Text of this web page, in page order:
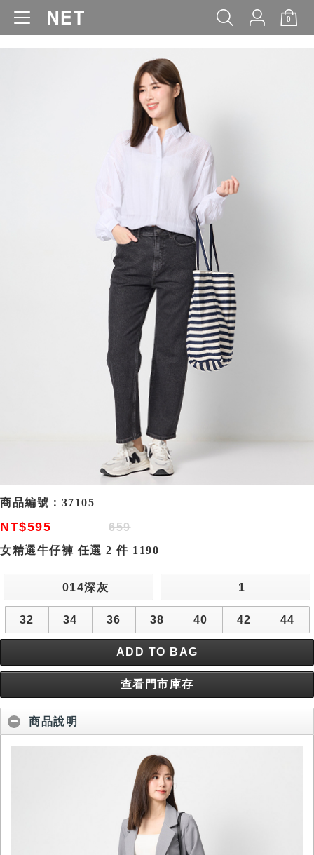
0
WOMEN MEN KIDS BABY
商品編號： 37105
NT$595
659
女精選牛仔褲 任選 2 件 1190
014深灰 1
32 34 36 38 40 42 44
ADD TO BAG
查看門市庫存
商品說明